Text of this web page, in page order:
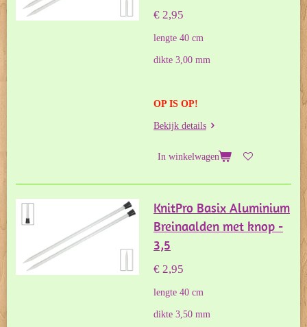
€ 2,95
lengte 40 cm
dikte 3,00 mm
OP IS OP!
Bekijk details
In winkelwagen
KnitPro Basix Aluminium
Breinaalden met knop -
3,5
€ 2,95
lengte 40 cm
dikte 3,50 mm